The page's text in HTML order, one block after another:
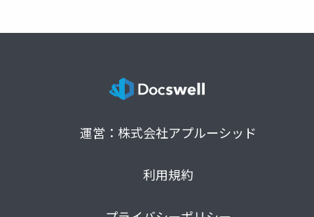
運営：株式会社アプルーシッド
利用規約